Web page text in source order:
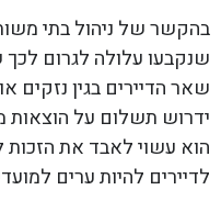
בהקשר של ניהול בתי
שנקבעו עלולה לגרום לכך
שאר הדיירים בגין נזקים
ידרוש תשלום על הוצאות
הוא עשוי לאבד את
לדיירים להיות ערים